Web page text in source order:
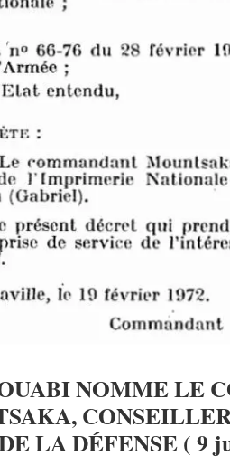
NOMME LE
LA DÉFENSE ( 9